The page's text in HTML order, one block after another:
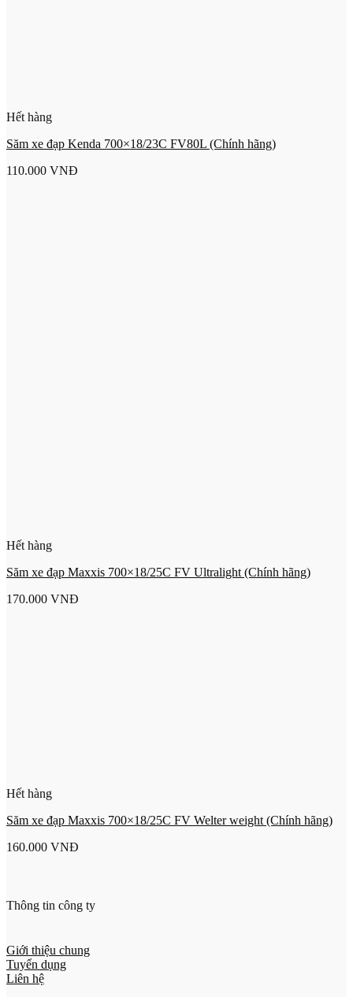
Hết hàng
Săm xe đạp Kenda 700×18/23C FV80L (Chính hãng)
110.000 VNĐ
Hết hàng
Săm xe đạp Maxxis 700×18/25C FV Ultralight (Chính hãng)
170.000 VNĐ
Hết hàng
Săm xe đạp Maxxis 700×18/25C FV Welter weight (Chính hãng)
160.000 VNĐ
Thông tin công ty
Giới thiệu chung
Tuyển dụng
Liên hệ